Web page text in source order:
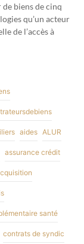
biens de cinq
qu’un acteur
de l’accès à
aides ALUR
assurance crédit
santé
contrats de syndic